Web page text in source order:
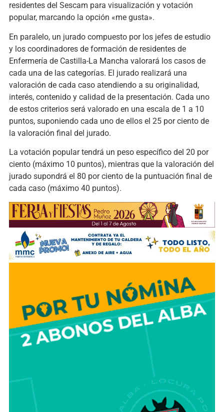
residentes del Sescam para visualización y votación
popular, marcando la opción «me gusta».
En paralelo, un jurado compuesto por los jefes de estudio
y los coordinadores de formación de residentes de
Enfermería de Castilla-La Mancha valorará los casos de
cada una de las categorías. El jurado realizará una
valoración de cada caso atendiendo a su originalidad,
interés, contenido y calidad de la presentación. Cada uno
de estos criterios será valorado en una escala de 1 a 10
puntos, suponiendo cada uno de ellos el 25 por ciento de
la valoración final del jurado.
La votación popular tendrá un peso específico del 20 por
ciento (máximo 10 puntos), mientras que la valoración del
jurado supondrá el 80 por ciento de la puntuación final de
cada caso (máximo 40 puntos).